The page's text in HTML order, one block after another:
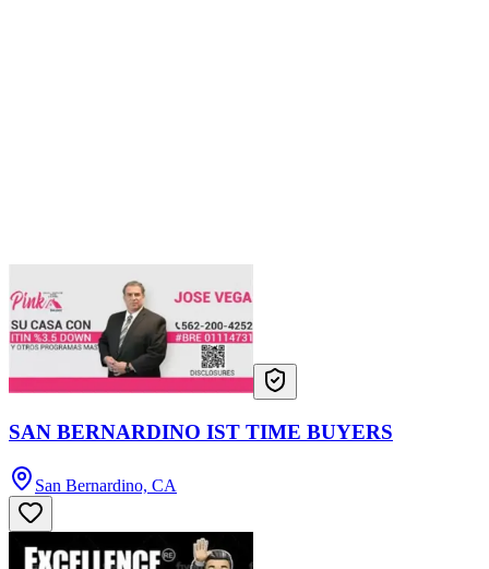
SAN BERNARDINO IST TIME BUYERS
San Bernardino, CA